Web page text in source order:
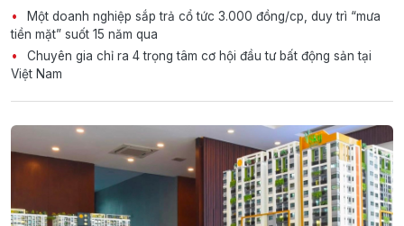
Một doanh nghiệp sắp trả cổ tức 3.000 đồng/cp, duy trì “mưa
tiền mặt” suốt 15 năm qua
Chuyên gia chỉ ra 4 trọng tâm cơ hội đầu tư bất động sản tại
Việt Nam